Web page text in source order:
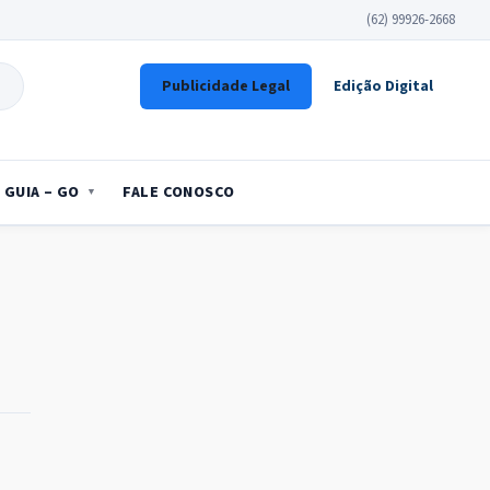
(62) 99926-2668
Publicidade Legal Edição Digital
GUIA – GO FALE CONOSCO